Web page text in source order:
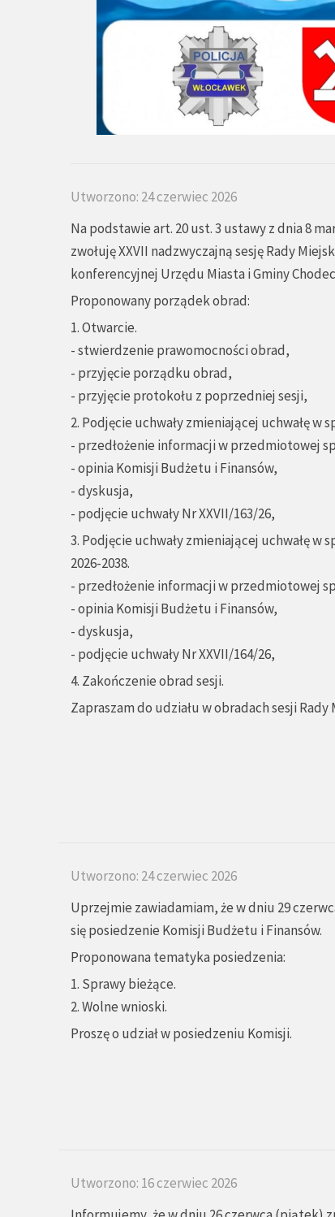
Utworzono: 24 czerwiec 2026
Na podstawie art. 20 ust. 3 ustawy z dnia 8
zwołuję XXVII nadzwyczajną sesję Rady
konferencyjnej Urzędu Miasta i Gminy
Proponowany porządek obrad:
1. Otwarcie.
- stwierdzenie prawomocności obrad,
- przyjęcie porządku obrad,
- przyjęcie protokołu z poprzedniej sesji,
2. Podjęcie uchwały zmieniającej uchwałę w
- przedłożenie informacji w przedmiotowej
- opinia Komisji Budżetu i Finansów,
- dyskusja,
- podjęcie uchwały Nr XXVII/163/26,
3. Podjęcie uchwały zmieniającej uchwałę w
2026-2038.
- przedłożenie informacji w przedmiotowej
- opinia Komisji Budżetu i Finansów,
- dyskusja,
- podjęcie uchwały Nr XXVII/164/26,
4. Zakończenie obrad sesji.
Zapraszam do udziału w obradach sesji Rady
Utworzono: 24 czerwiec 2026
Uprzejmie zawiadamiam, że w dniu 29
się posiedzenie Komisji Budżetu i Finansów.
Proponowana tematyka posiedzenia:
1. Sprawy bieżące.
2. Wolne wnioski.
Proszę o udział w posiedzeniu Komisji.
Utworzono: 16 czerwiec 2026